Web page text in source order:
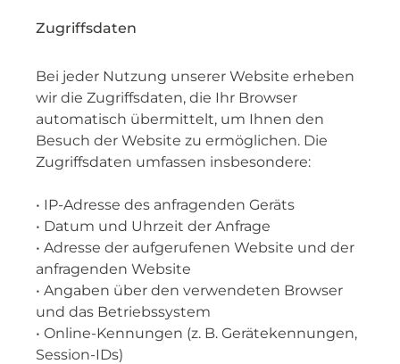
Zugriffsdaten
Bei jeder Nutzung unserer Website erheben
wir die Zugriffsdaten, die Ihr Browser
automatisch übermittelt, um Ihnen den
Besuch der Website zu ermöglichen. Die
Zugriffsdaten umfassen insbesondere:
• IP-Adresse des anfragenden Geräts
• Datum und Uhrzeit der Anfrage
• Adresse der aufgerufenen Website und der
anfragenden Website
• Angaben über den verwendeten Browser
und das Betriebssystem
• Online-Kennungen (z. B. Gerätekennungen,
Session-IDs)